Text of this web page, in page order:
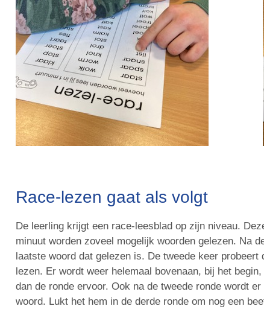
Race-lezen gaat als volgt
De leerling krijgt een race-leesblad op zijn niveau.
minuut worden zoveel mogelijk woorden gelezen. Na
laatste woord dat gelezen is. De tweede keer
lezen. Er wordt weer helemaal bovenaan, bij het
dan de ronde ervoor. Ook na de tweede ronde wordt
woord. Lukt het hem in de derde ronde om nog een